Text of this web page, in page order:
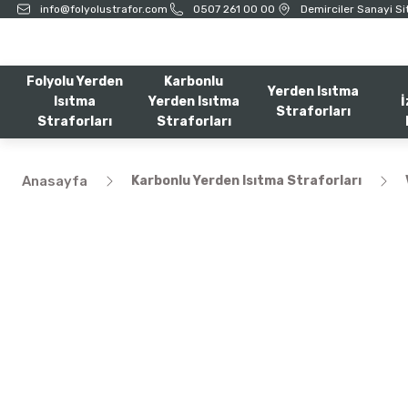
info@folyolustrafor.com 0507 261 00 00 Demirciler Sanayi
Folyolu Yerden
Isıtma
Straforları
Karbonlu
Yerden Isıtma
Straforları
Yerden Isıtma
Straforları
Anasayfa Karbonlu Yerden Isıtma Straforları